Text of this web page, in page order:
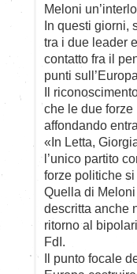
Meloni
In questi giorni,
tra i due leader
contatto fra il
punti
Il
che le due
affondando
«In Letta,
l’unico partito
forze politiche
Quella di
descritta anche
ritorno al
FdI.
Il punto focale